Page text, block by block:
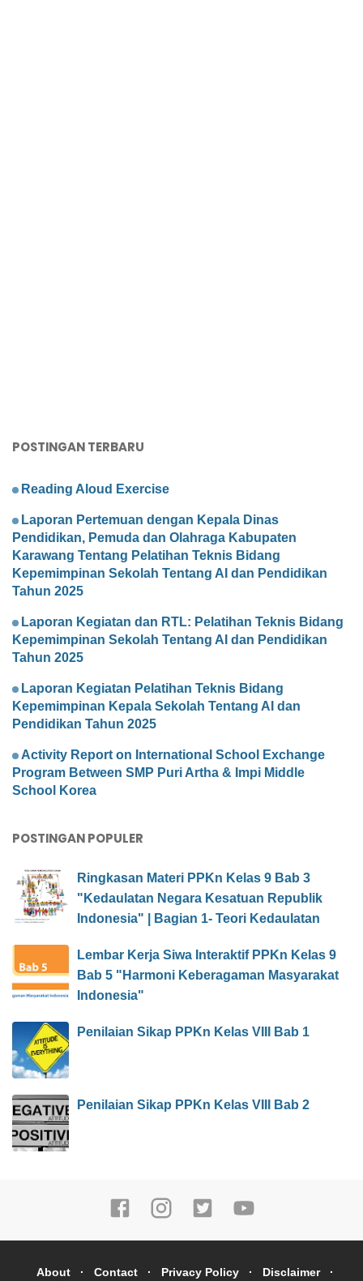
POSTINGAN TERBARU
Reading Aloud Exercise
Laporan Pertemuan dengan Kepala Dinas
Pendidikan, Pemuda dan Olahraga Kabupaten
Karawang Tentang Pelatihan Teknis Bidang
Kepemimpinan Sekolah Tentang AI dan Pendidikan
Tahun 2025
Laporan Kegiatan dan RTL: Pelatihan Teknis Bidang
Kepemimpinan Sekolah Tentang AI dan Pendidikan
Tahun 2025
Laporan Kegiatan Pelatihan Teknis Bidang
Kepemimpinan Kepala Sekolah Tentang AI dan
Pendidikan Tahun 2025
Activity Report on International School Exchange
Program Between SMP Puri Artha & Impi Middle
School Korea
POSTINGAN POPULER
Ringkasan Materi PPKn Kelas 9 Bab 3
"Kedaulatan Negara Kesatuan Republik
Indonesia" | Bagian 1- Teori Kedaulatan
Lembar Kerja Siwa Interaktif PPKn Kelas 9
Bab 5 "Harmoni Keberagaman Masyarakat
Indonesia"
Penilaian Sikap PPKn Kelas VIII Bab 1
Penilaian Sikap PPKn Kelas VIII Bab 2
About Contact Privacy Policy Disclaimer